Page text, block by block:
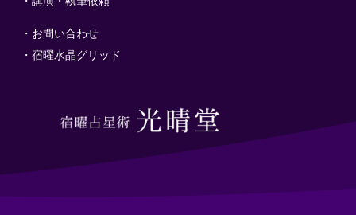
お問い合わせ
宿曜水晶グリッド